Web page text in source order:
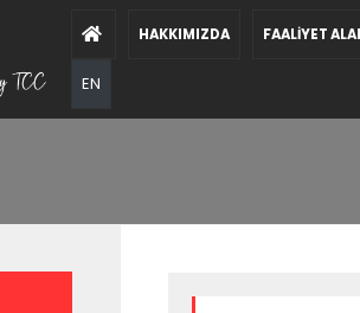
HAKKIMIZDA FAALİYET
EN